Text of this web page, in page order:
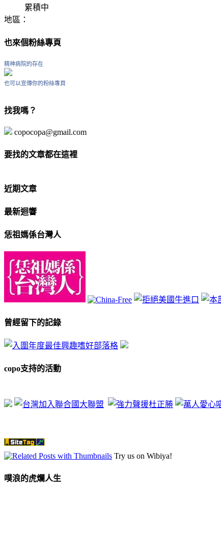
累積中
地區：
也來個粉絲專頁
精神病院的存在
也可以宣傳你的粉絲專頁
找我嗎？
copocopa@gmail.com
要找的文章都在這裡
近期文章
最新迴響
恁祖媽係台灣人
曾經留下的記錄
copo支持的活動
Try us on Wibiya!
噗浪的虎爛人生